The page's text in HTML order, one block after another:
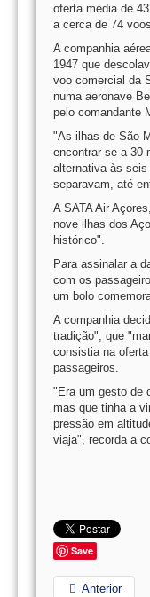
oferta média de
a cerca de 74
A companhia
1947 que
voo comercial da
numa aeronave
pelo comandante
"As ilhas de São
encontrar-se a 30
alternativa às
separavam, até
A SATA Air
nove ilhas dos
histórico".
Para assinalar a
com os
um bolo
A companhia
tradição", que
consistia na
passageiros.
"Era um gesto de
mas que tinha a
pressão em
viaja", recorda a
Save
Anterior